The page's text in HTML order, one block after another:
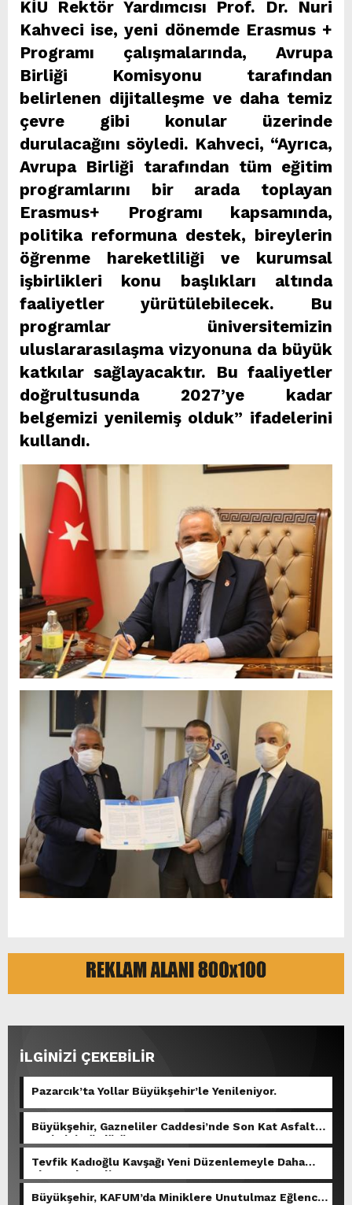
KİÜ Rektör Yardımcısı Prof. Dr. Nuri
Kahveci ise, yeni dönemde Erasmus +
Programı çalışmalarında, Avrupa
Birliği Komisyonu tarafından
belirlenen dijitalleşme ve daha temiz
çevre gibi konular üzerinde
durulacağını söyledi. Kahveci, “Ayrıca,
Avrupa Birliği tarafından tüm eğitim
programlarını bir arada toplayan
Erasmus+ Programı kapsamında,
politika reformuna destek, bireylerin
öğrenme hareketliliği ve kurumsal
işbirlikleri konu başlıkları altında
faaliyetler yürütülebilecek. Bu
programlar üniversitemizin
uluslararasılaşma vizyonuna da büyük
katkılar sağlayacaktır. Bu faaliyetler
doğrultusunda 2027’ye kadar
belgemizi yenilemiş olduk” ifadelerini
kullandı.
İLGİNİZİ ÇEKEBİLİR
Pazarcık’ta Yollar Büyükşehir’le Yenileniyor.
Büyükşehir, Gazneliler Caddesi’nde Son Kat Asfalt
Serimini Sürdürüyor.
Tevfik Kadıoğlu Kavşağı Yeni Düzenlemeyle Daha
Akıcı Hale Geliyor.
Büyükşehir, KAFUM’da Miniklere Unutulmaz Eğlence